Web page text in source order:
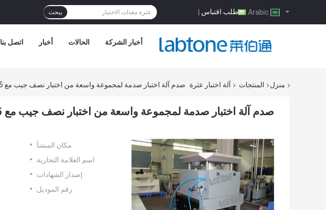
طلب اقتباس | يبحث
اتصل بنا أخبار الحالات أخبار الشركة
منزل المنتجات آلة اختبار عثرة صدم آلة اختبار صدمة لمجموعة واسعة من اختبار نصف جيب مع DEF STD 07-55 ستاندرد
صدم آلة اختبار صدمة لمجموعة واسعة من اختبار نصف جيب مع DEF STD 07-55 ستاندرد
مكان المنشأ:
اسم العلامة التجارية:
إصدار الشهادات:
رقم الموديل: